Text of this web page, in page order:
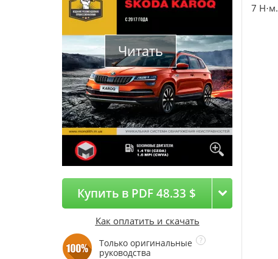
Читать
Купить в PDF 48.33 $
Как оплатить и скачать
Только оригинальные
руководства
7 Н·м.